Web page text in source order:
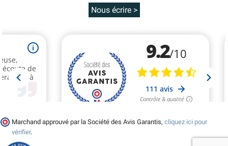
Nous écrire >
Marchand approuvé par la Société des Avis Garantis, cliquez ici pour
vérifier.